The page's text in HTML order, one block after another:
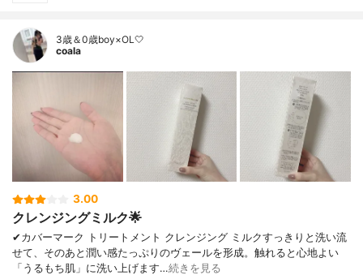
3歳＆0歳boy×OL🤍
coala
3.00
クレンジングミルク🌟
✔︎カバーマーク トリートメント クレンジング ミルクすっきりと洗い流
せて、そのあと潤い感たっぷりのヴェールを形成。触れると心地よい
「うるもち肌」に洗い上げます…続きを見る